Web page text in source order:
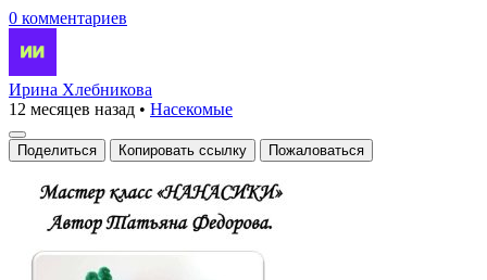
0 комментариев
Ирина Хлебникова
12 месяцев назад • Насекомые
Поделиться Копировать ссылку Пожаловаться